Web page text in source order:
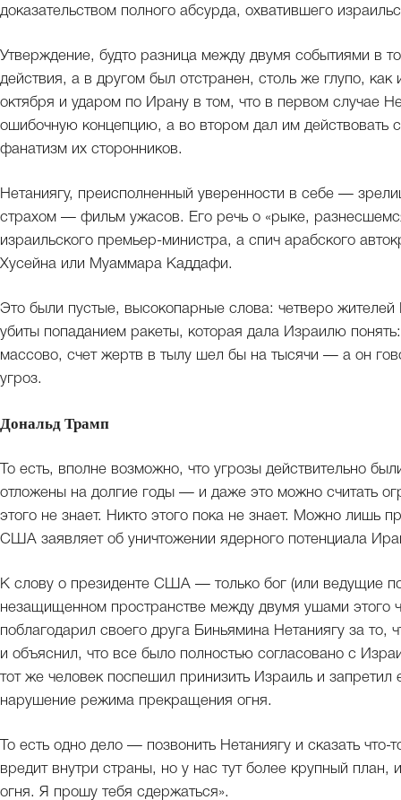
доказательством полного абсурда, охватившего
Утверждение, будто разница между двумя событиями в
действия, а в другом был отстранен, столь же глупо,
октября и ударом по Ирану в том, что в первом случае
ошибочную концепцию, а во втором дал им действовать
фанатизм их сторонников.
Нетаниягу, преисполненный уверенности в себе —
страхом — фильм ужасов. Его речь о «рыке,
израильского премьер-министра, а спич арабского
Хусейна или Муаммара Каддафи.
Это были пустые, высокопарные слова: четверо
убиты попаданием ракеты, которая дала Израилю
массово, счет жертв в тылу шел бы на тысячи — а он
угроз.
Дональд Трамп
То есть, вполне возможно, что угрозы действительно
отложены на долгие годы — и даже это можно считать
этого не знает. Никто этого пока не знает. Можно лишь
США заявляет об уничтожении ядерного потенциала
К слову о президенте США — только бог (или ведущие
незащищенном пространстве между двумя ушами этого
поблагодарил своего друга Биньямина Нетаниягу за
и объяснил, что все было полностью согласовано с
тот же человек поспешил принизить Израиль и запретил
нарушение режима прекращения огня.
То есть одно дело — позвонить Нетаниягу и сказать
вредит внутри страны, но у нас тут более крупный
огня. Я прошу тебя сдержаться».